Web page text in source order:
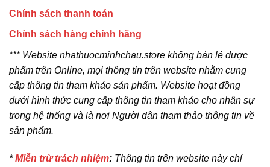
Chính sách thanh toán
Chính sách hàng chính hãng
*** Website nhathuocminhchau.store không bán lẻ dược
phẩm trên Online, mọi thông tin trên website nhằm cung
cấp thông tin tham khảo sản phẩm. Website hoạt đồng
dưới hình thức cung cấp thông tin tham khảo cho nhân sự
trong hệ thống và là nơi Người dân tham thảo thông tin về
sản phẩm.
*Miễn trừ trách nhiệm: Thông tin trên website này chỉ